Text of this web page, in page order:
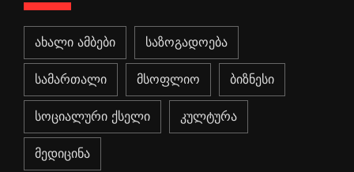
ახალი ამბები საზოგადოება
სამართალი მსოფლიო ბიზნესი
სოციალური ქსელი კულტურა
მედიცინა